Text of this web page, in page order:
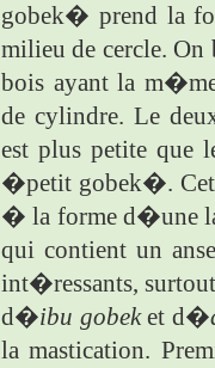
gobek� prend la
milieu de cercle.
bois ayant la
de cylindre. Le
est plus petite que
�petit gobek�. Cet
� la forme d�une
qui contient un
int�ressants,
d�ibu gobeket d�
la mastication.